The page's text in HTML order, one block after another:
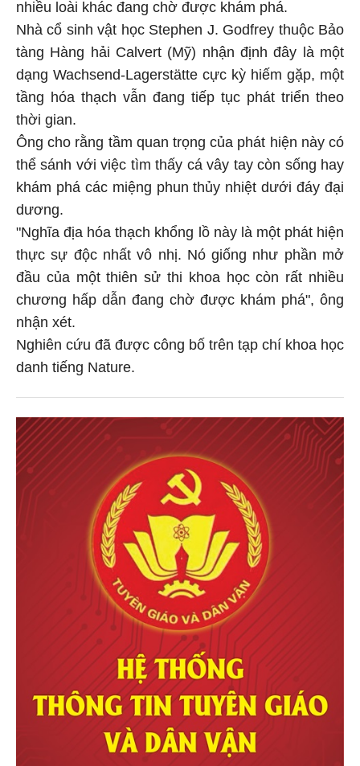
nhiều loài khác đang chờ được khám phá.
Nhà cổ sinh vật học Stephen J. Godfrey thuộc Bảo
tàng Hàng hải Calvert (Mỹ) nhận định đây là một
dạng Wachsend-Lagerstätte cực kỳ hiếm gặp, một
tầng hóa thạch vẫn đang tiếp tục phát triển theo
thời gian.
Ông cho rằng tầm quan trọng của phát hiện này có
thể sánh với việc tìm thấy cá vây tay còn sống hay
khám phá các miệng phun thủy nhiệt dưới đáy đại
dương.
"Nghĩa địa hóa thạch khổng lồ này là một phát hiện
thực sự độc nhất vô nhị. Nó giống như phần mở
đầu của một thiên sử thi khoa học còn rất nhiều
chương hấp dẫn đang chờ được khám phá", ông
nhận xét.
Nghiên cứu đã được công bố trên tạp chí khoa học
danh tiếng Nature.